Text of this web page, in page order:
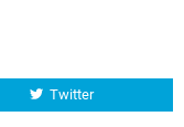
Twitter